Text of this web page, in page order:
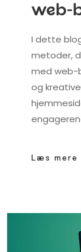
web-
I dette
metoder,
med web-
og
Læs mere